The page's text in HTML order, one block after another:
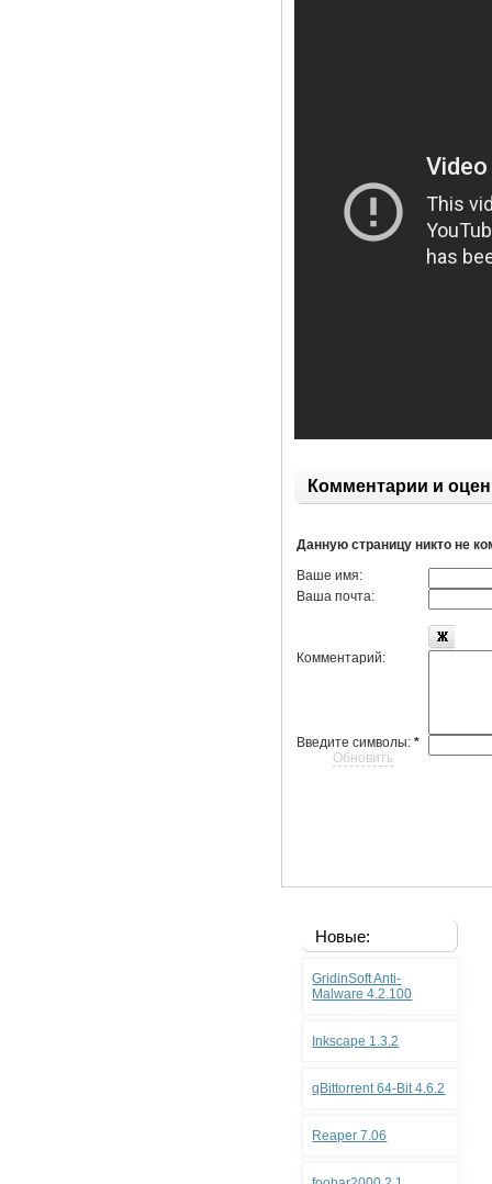
Комментарии и
Данную страницу никто не
Ваше имя:
Ваша почта:
Комментарий:
Введите символы:*
Обновить
Новые:
GridinSoft Anti-
Malware 4.2.100
Inkscape 1.3.2
qBittorrent 64-Bit 4.6.2
Reaper 7.06